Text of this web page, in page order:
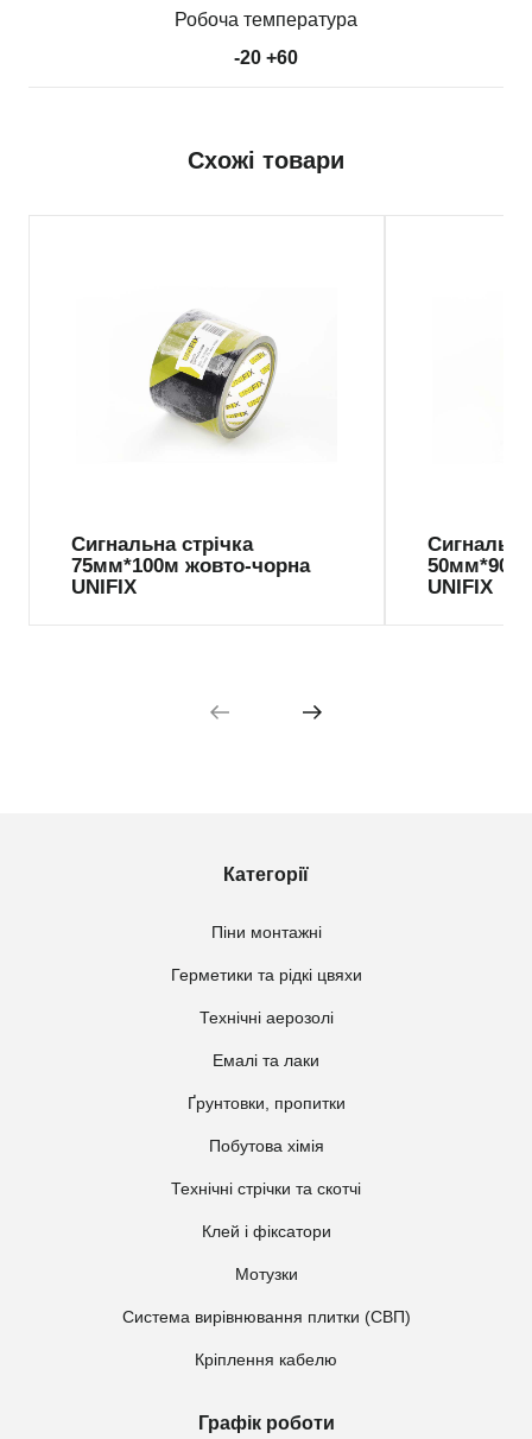
Робоча температура
-20 +60
Схожі товари
Сигнальна стрічка
75мм*100м жовто-чорна
UNIFIX
Сигнальна
50мм*90м
UNIFIX
Категорії
Піни монтажні
Герметики та рідкі цвяхи
Технічні аерозолі
Емалі та лаки
Ґрунтовки, пропитки
Побутова хімія
Технічні стрічки та скотчі
Клей і фіксатори
Мотузки
Система вирівнювання плитки (СВП)
Кріплення кабелю
Графік роботи